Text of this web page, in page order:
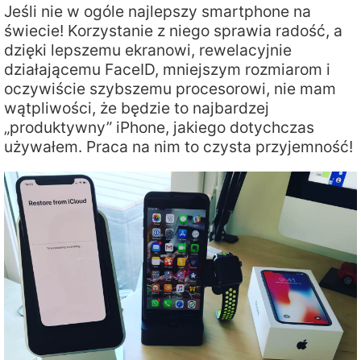
Jeśli nie w ogóle najlepszy smartphone na
świecie! Korzystanie z niego sprawia radość, a
dzięki lepszemu ekranowi, rewelacyjnie
działającemu FaceID, mniejszym rozmiarom i
oczywiście szybszemu procesorowi, nie mam
wątpliwości, że będzie to najbardzej
„produktywny” iPhone, jakiego dotychczas
używałem. Praca na nim to czysta przyjemność!